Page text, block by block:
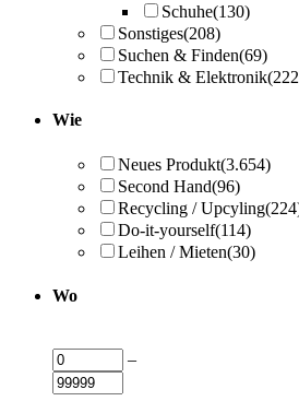
Schuhe(130)
Sonstiges(208)
Suchen & Finden(69)
Technik & Elektronik
Wie
Neues Produkt(3.654)
Second Hand(96)
Recycling / Upcyling
Do-it-yourself(114)
Leihen / Mieten(30)
Wo
–